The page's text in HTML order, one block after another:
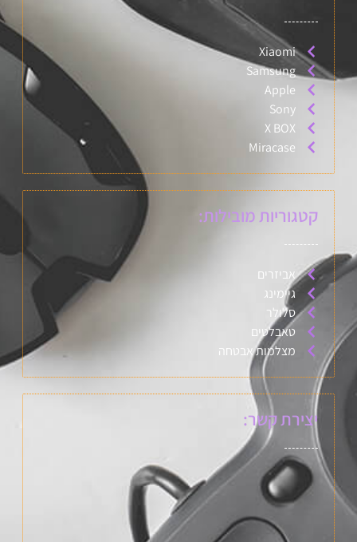
Xiaomi
Samsung
Apple
Sony
X BOX
Miracase
קטגוריות מובילות:
אביזרים
גיימינג
סלולר
טאבלטים
מצלמות אבטחה
יצירת קשר: